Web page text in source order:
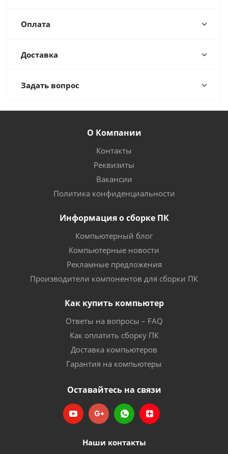
Оплата
Доставка
Задать вопрос
О Компании
Контакты
Реквизиты
Вакансии
Политика конфиденциальности
Информация о сборке ПК
Компьютерный блог
Компьютерные новости
Рекламные предложения
Производители компонентов для сборки ПК
Как купить компьютер
Ответы на вопросы – FAQ
Как оплатить сборку ПК
Доставка компьютеров
Гарантия на компьютеры
Оставайтесь на связи
Наши контакты